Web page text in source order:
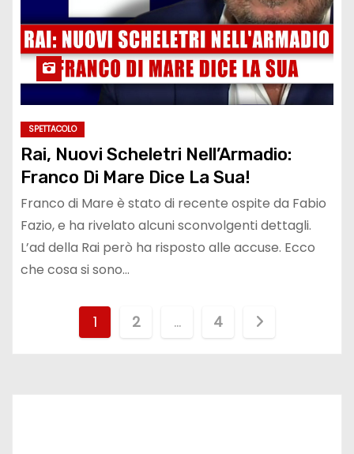
SPETTACOLO
Rai, Nuovi Scheletri Nell’Armadio:
Franco Di Mare Dice La Sua!
Franco di Mare è stato di recente ospite da Fabio
Fazio, e ha rivelato alcuni sconvolgenti dettagli.
L’ad della Rai però ha risposto alle accuse. Ecco
che cosa si sono…
1 2 … 4